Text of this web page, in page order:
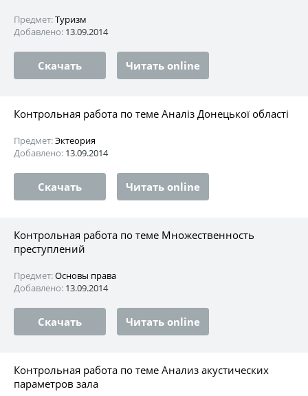
Предмет:Туризм
Добавлено: 13.09.2014
Скачать Читать online
Контрольная работа по теме Аналіз Донецької області
Предмет:Эктеория
Добавлено: 13.09.2014
Скачать Читать online
Контрольная работа по теме Множественность
преступлений
Предмет:Основы права
Добавлено: 13.09.2014
Скачать Читать online
Контрольная работа по теме Анализ акустических
параметров зала